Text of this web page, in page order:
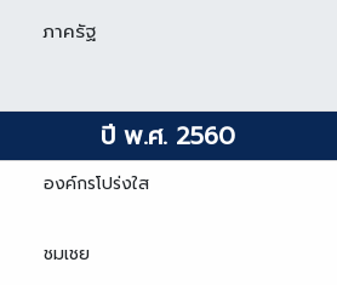
ภาครัฐ
ปี พ.ศ. 2560
องค์กรโปร่งใส
ชมเชย